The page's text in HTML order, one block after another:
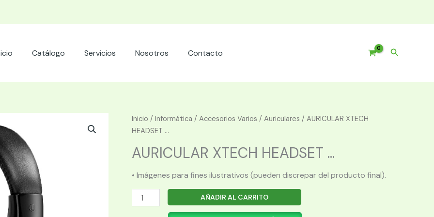
Catálogo Servicios Nosotros Contacto Buscar
Inicio / Informática / Accesorios Varios / Auriculares / AURICULAR XTECH
HEADSET ...
AURICULAR XTECH HEADSET ...
• Imágenes para fines ilustrativos (pueden discrepar del producto final).
AURICULAR
XTECH
AÑADIR AL CARRITO